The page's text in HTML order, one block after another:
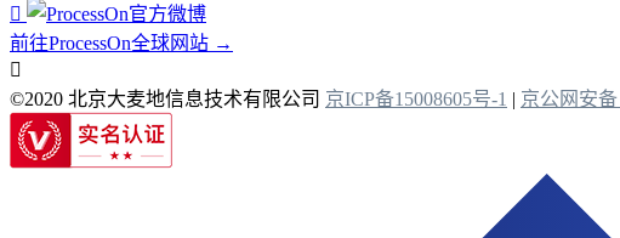

前往ProcessOn全球网站 →

©2020 北京大麦地信息技术有限公司 京ICP备15008605号-1 | 京公网安备